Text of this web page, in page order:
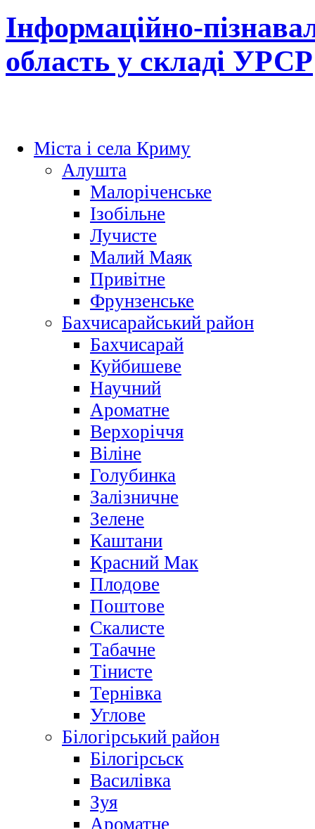
Інформаційно-
область у складі УРСР
Міста і села Криму
Алушта
Малоріченське
Ізобільне
Лучисте
Малий Маяк
Привітне
Фрунзенське
Бахчисарайський район
Бахчисарай
Куйбишеве
Научний
Ароматне
Верхоріччя
Віліне
Голубинка
Залізничне
Зелене
Каштани
Красний Мак
Плодове
Поштове
Скалисте
Табачне
Тінисте
Тернівка
Углове
Білогірський район
Білогірсьск
Василівка
Зуя
Ароматне